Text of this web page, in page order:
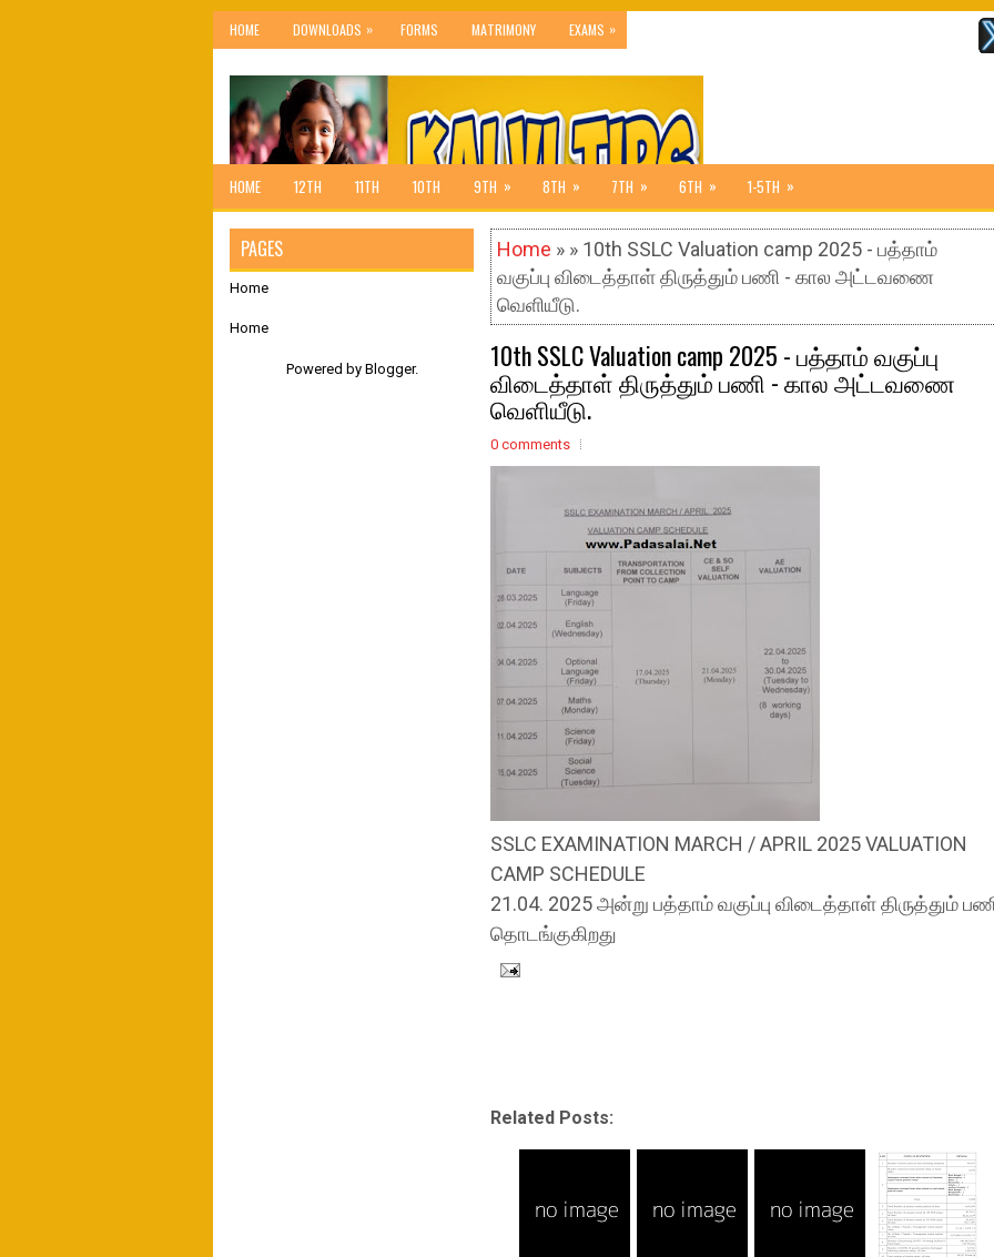
HOME DOWNLOADS » FORMS MATRIMONY EXAMS »
HOME 12TH 11TH 10TH 9TH » 8TH » 7TH » 6TH » 1-5TH »
Home » » 10th SSLC Valuation camp 2025 - பத்தாம்
வகுப்பு விடைத்தாள் திருத்தும் பணி - கால அட்டவணை
வெளியீடு.
10th SSLC Valuation camp 2025 - பத்தாம் வகுப்பு
விடைத்தாள் திருத்தும் பணி - கால அட்டவணை
வெளியீடு.
0 comments
SSLC EXAMINATION MARCH / APRIL 2025 VALUATION
CAMP SCHEDULE
21.04. 2025 அன்று பத்தாம் வகுப்பு விடைத்தாள் திருத்தும்
தொடங்குகிறது
Related Posts:
PAGES
Home
Home
Powered by Blogger.